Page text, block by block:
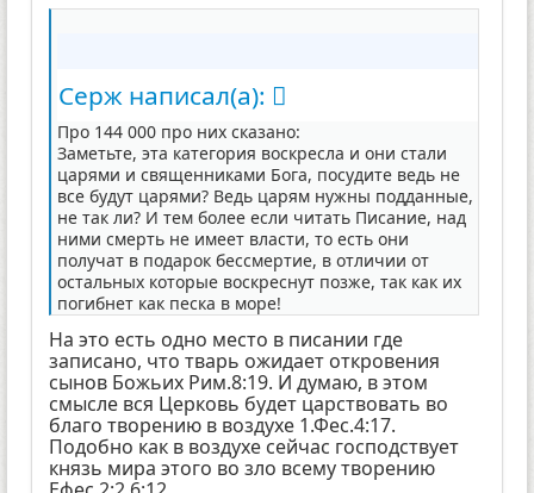
Серж написал(а):
Про 144 000 про них сказано:
Заметьте, эта категория воскресла и они стали
царями и священниками Бога, посудите ведь не
все будут царями? Ведь царям нужны подданные,
не так ли? И тем более если читать Писание, над
ними смерть не имеет власти, то есть они
получат в подарок бессмертие, в отличии от
остальных которые воскреснут позже, так как их
погибнет как песка в море!
На это есть одно место в писании где
записано, что тварь ожидает откровения
сынов Божьих Рим.8:19. И думаю, в этом
смысле вся Церковь будет царствовать во
благо творению в воздухе 1.Фес.4:17.
Подобно как в воздухе сейчас господствует
князь мира этого во зло всему творению